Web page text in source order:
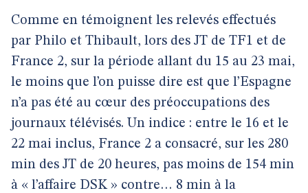
Comme en témoignent les relevés effectués
par Philo et Thibault, lors des JT de TF1 et de
France 2, sur la période allant du 15 au 23 mai,
le moins que l’on puisse dire est que l’Espagne
n’a pas été au cœur des préoccupations des
journaux télévisés. Un indice : entre le 16 et le
22 mai inclus, France 2 a consacré, sur les 280
min des JT de 20 heures, pas moins de 154 min
à « l’affaire DSK » contre… 8 min à la